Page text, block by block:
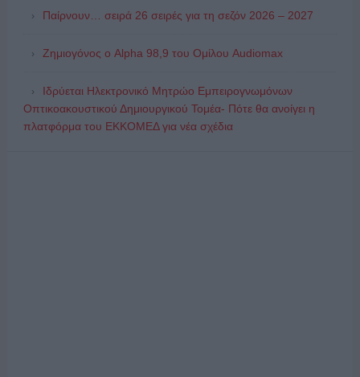
Παίρνουν… σειρά 26 σειρές για τη σεζόν 2026 – 2027
Ζημιογόνος ο Alpha 98,9 του Ομίλου Audiomax
Ιδρύεται Ηλεκτρονικό Μητρώο Εμπειρογνωμόνων
Οπτικοακουστικού Δημιουργικού Τομέα- Πότε θα ανοίγει η
πλατφόρμα του ΕΚΚΟΜΕΔ για νέα σχέδια